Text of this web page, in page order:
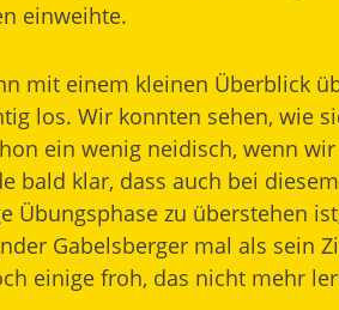
einweihte.
mit einem kleinen Überblick
los. Wir konnten sehen, wie
ein wenig neidisch, wenn
bald klar, dass auch bei
Übungsphase zu überstehen
Gabelsberger mal als sein
einige froh, das nicht mehr